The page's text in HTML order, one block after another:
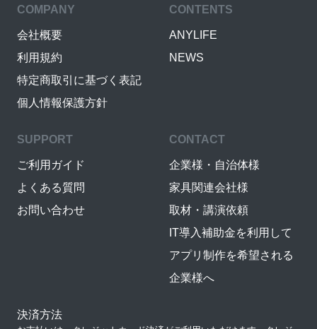
COMPANY
会社概要
利用規約
特定商取引に基づく表記
個人情報保護方針
CONTENTS
ANYLIFE
NEWS
SUPPORT
ご利用ガイド
よくある質問
お問い合わせ
CONTACT
企業様・自治体様
家具関連会社様
取材・講演依頼
IT導入補助金を利用して
アプリ制作を希望される
企業様へ
決済方法